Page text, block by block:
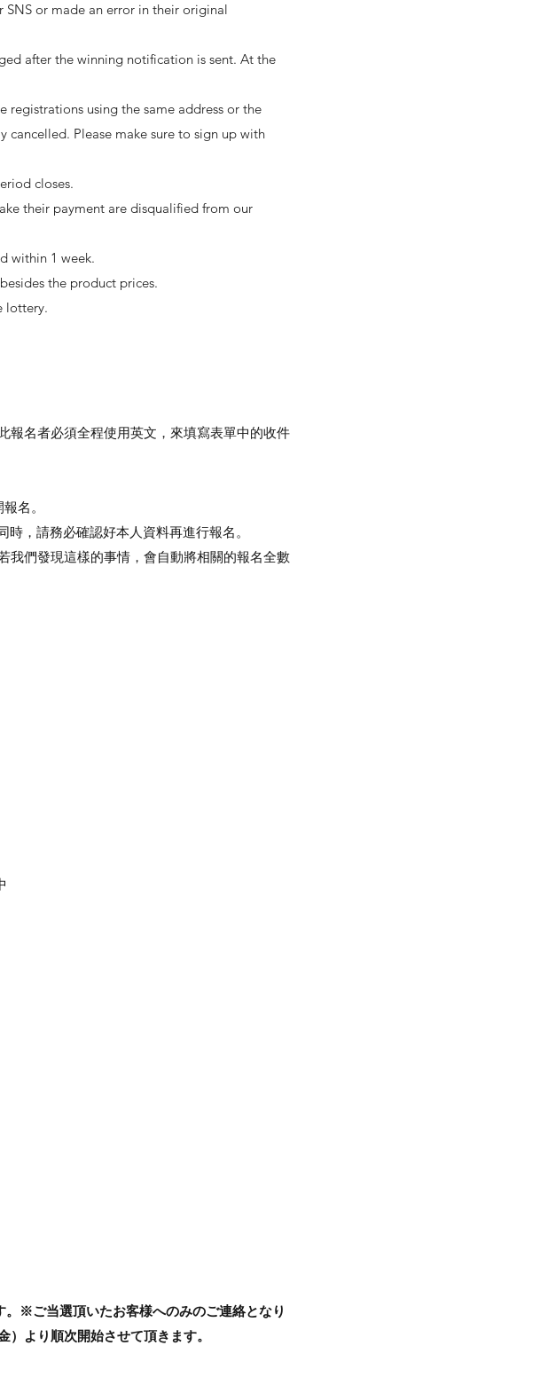
or made an error in their original
after the winning notification is sent. At the
registrations using the same address or the
Please make sure to sign up with
closes.
their payment are disqualified from our
within 1 week.
the product prices.
lottery.
報名者必須全程使用英文，來填寫表單中的收件
名。
，請務必確認好本人資料再進行報名。
我們發現這樣的事情，會自動將相關的報名全數
※ご当選頂いたお客様へのみのご連絡となり
より順次開始させて頂きます。